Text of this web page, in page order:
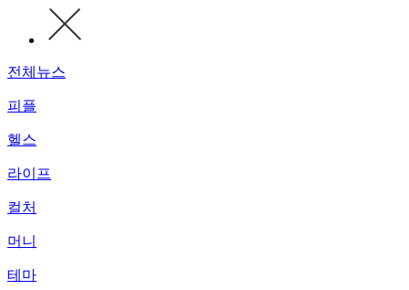
전체뉴스
피플
헬스
라이프
컬처
머니
테마